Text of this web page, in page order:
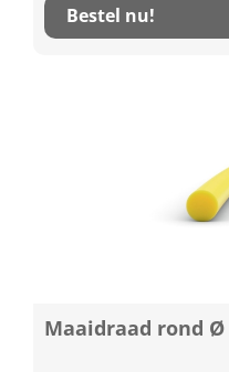
Bestel nu!
Maaidraad rond Ø